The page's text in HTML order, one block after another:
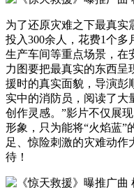
为了还原灾难之下最真实
投入300余人，花费1个多
生产车间等重点场景，在
力图要把最真实的东西呈
援时的真实面貌，导演彭
实中的消防员，阅读了大
创作灵感。”影片不仅展
形象，只为能将“火焰蓝”
足、惊险刺激的灾难动作
待！